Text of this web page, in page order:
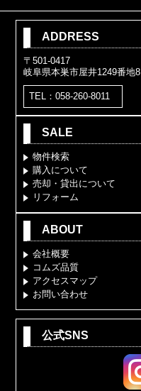
ADDRESS
〒501-0417
岐阜県本巣市屋井1249番地8
TEL：058-260-8011
SALE
物件検索
購入について
売却・貸出について
リフォーム
ABOUT
会社概要
コムズ品質
アクセスマップ
お問い合わせ
公式SNS